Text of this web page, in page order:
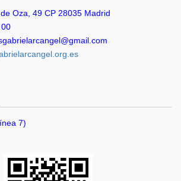
Oza, 49 CP 28035 Madrid
7)